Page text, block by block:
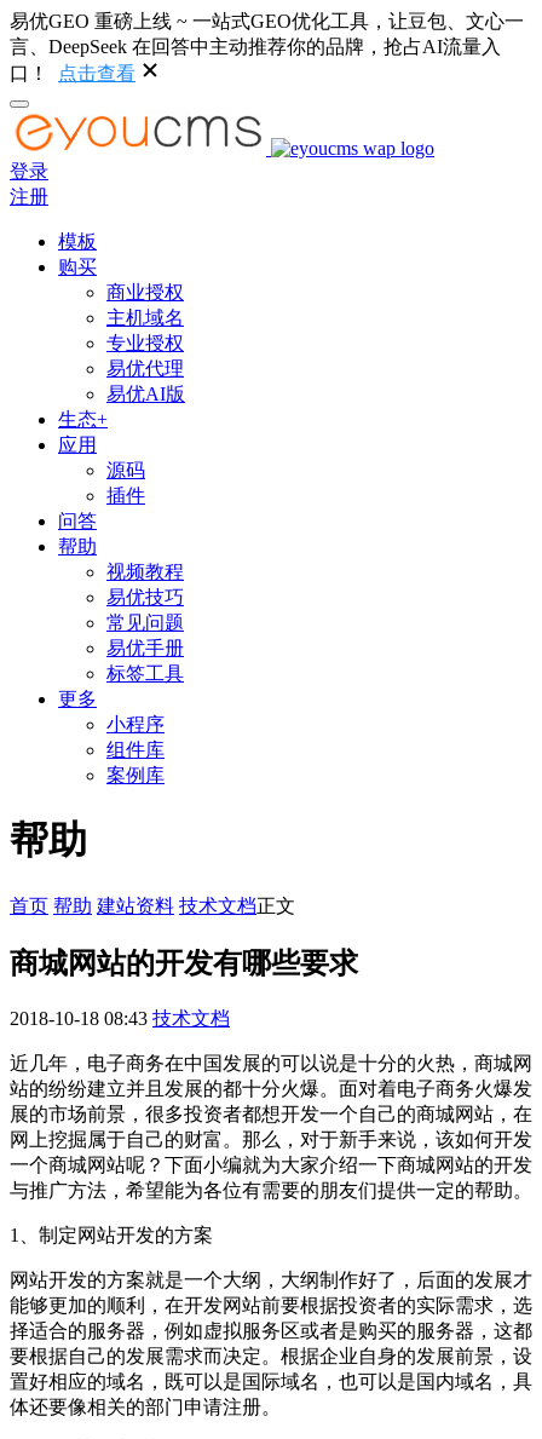
易优GEO 重磅上线 ~ 一站式GEO优化工具，让豆包、文心一
言、DeepSeek 在回答中主动推荐你的品牌，抢占AI流量入
口！
点击查看
登录
注册
模板
购买
商业授权
主机域名
专业授权
易优代理
易优AI版
生态+
应用
源码
插件
问答
帮助
视频教程
易优技巧
常见问题
易优手册
标签工具
更多
小程序
组件库
案例库
帮助
首页 帮助 建站资料 技术文档正文
商城网站的开发有哪些要求
2018-10-18 08:43 技术文档
近几年，电子商务在中国发展的可以说是十分的火热，商城网
站的纷纷建立并且发展的都十分火爆。面对着电子商务火爆发
展的市场前景，很多投资者都想开发一个自己的商城网站，在
网上挖掘属于自己的财富。那么，对于新手来说，该如何开发
一个商城网站呢？下面小编就为大家介绍一下商城网站的开发
与推广方法，希望能为各位有需要的朋友们提供一定的帮助。
1、制定网站开发的方案
网站开发的方案就是一个大纲，大纲制作好了，后面的发展才
能够更加的顺利，在开发网站前要根据投资者的实际需求，选
择适合的服务器，例如虚拟服务区或者是购买的服务器，这都
要根据自己的发展需求而决定。根据企业自身的发展前景，设
置好相应的域名，既可以是国际域名，也可以是国内域名，具
体还要像相关的部门申请注册。